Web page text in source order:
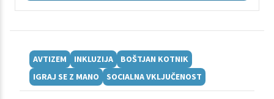
AVTIZEM INKLUZIJA
BOŠTJAN KOTNIK
IGRAJ SE Z MANO
SOCIALNA VKLJUČENOST